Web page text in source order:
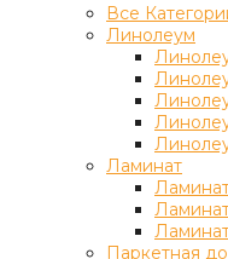
Все
Линолеум
Ламинат
Паркетная